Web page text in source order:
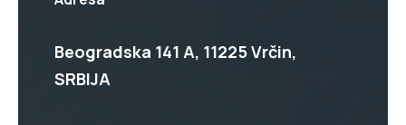
Beogradska 141 A, 11225 Vrčin,
SRBIJA